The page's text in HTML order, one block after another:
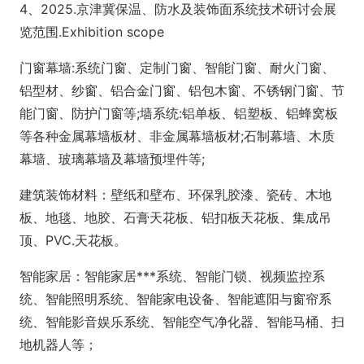
4、2025.京津冀保温、防水及装饰面系统技术研讨会展
览范围.Exhibition scope
门窗幕墙:系统门窗、定制门窗、智能门窗、耐火门窗、
铝型材、纱窗、铝合金门窗、铝包木窗、不锈钢门窗、节
能门窗、防护门窗等;墙系统:铝单板、铝塑板、铝蜂窝板
等各种金属幕墙板材、非金属幕墙板材;石制幕墙、木质
幕墙、玻璃幕墙及幕墙预埋件等;
建筑装饰材料：壁纸和壁布、环保乳胶漆、瓷砖、木地
板、地毯、地胶、石膏天花板、铝扣板天花板、集成吊
顶、PVC.天花板。
智能家居：智能家居***系统、智能门锁、视频监控系
统、智能照明系统、智能家电设备、智能遮阳与窗帘系
统、智能影音娱乐系统、智能空气净化器、智能马桶、扫
地机器人等；